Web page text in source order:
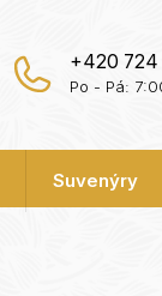
+420 724
Po - Pá:
Suvenýry